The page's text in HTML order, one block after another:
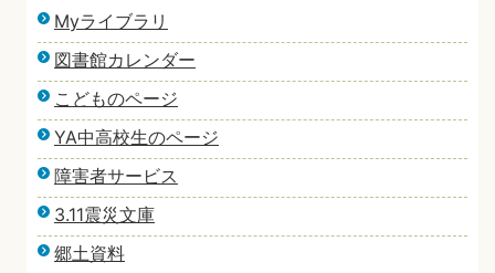
Myライブラリ
図書館カレンダー
こどものページ
YA中高校生のページ
障害者サービス
3.11震災文庫
郷土資料